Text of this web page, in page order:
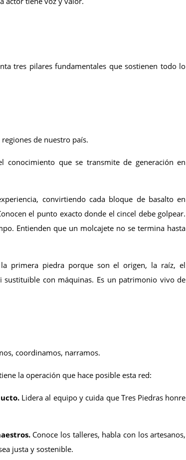
tres pilares fundamentales que sostienen todo lo
de nuestro país.
conocimiento que se transmite de generación en
convirtiendo cada bloque de basalto en
el punto exacto donde el cincel debe golpear.
Entienden que un molcajete no se termina hasta
primera piedra porque son el origen, la raíz, el
con máquinas. Es un patrimonio vivo de
coordinamos, narramos.
la operación que hace posible esta red:
Lidera al equipo y cuida que Tres Piedras honre
Conoce los talleres, habla con los artesanos,
justa y sostenible.